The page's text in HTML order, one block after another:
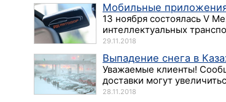
Мобильные
13 ноября состоялась V
интеллектуальных
29.11.2018
Выпадение снега в
Уважаемые клиенты!
доставки могут
28.11.2018